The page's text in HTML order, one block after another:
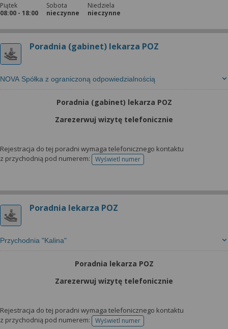
Piątek
08:00 - 18:00
Sobota
nieczynne
Niedziela
nieczynne
Poradnia (gabinet) lekarza POZ
NOVA Spółka z ograniczoną odpowiedzialnością
Poradnia (gabinet) lekarza POZ
Zarezerwuj wizytę telefonicznie
Rejestracja do tej poradni wymaga telefonicznego kontaktu
z przychodnią pod numerem:
Wyświetl numertelefonu do rejestracji
Poradnia lekarza POZ
Przychodnia "Kalina"
Poradnia lekarza POZ
Zarezerwuj wizytę telefonicznie
Rejestracja do tej poradni wymaga telefonicznego kontaktu
z przychodnią pod numerem:
Wyświetl numertelefonu do rejestracji